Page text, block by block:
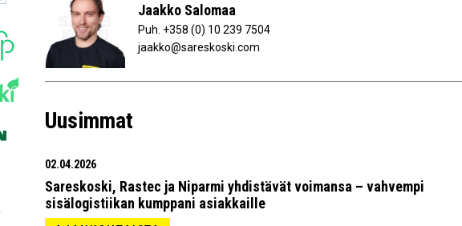
Jaakko Salomaa
Puh. +358 (0) 10 239 7504
jaakko@sareskoski.com
Uusimmat
02.04.2026
Sareskoski, Rastec ja Niparmi yhdistävät voimansa – vahvempi
sisälogistiikan kumppani asiakkaille